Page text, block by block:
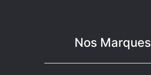
Nos Marques